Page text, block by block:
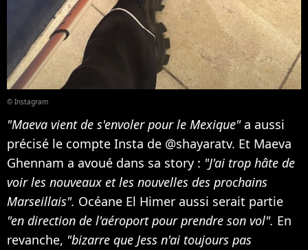
© Instagram
"Maeva vient de s'envoler pour le Mexique"a aussi
précisé le compte Insta de @shayaratv. Et Maeva
Ghennam a avoué dans sa story : "J'ai trop hâte de
voir les nouveaux et les nouvelles des prochains
Marseillais". Océane El Himer aussi serait partie
"en direction de l'aéroport pour prendre son vol". En
revanche, "bizarre que Jess n'ai toujours pas